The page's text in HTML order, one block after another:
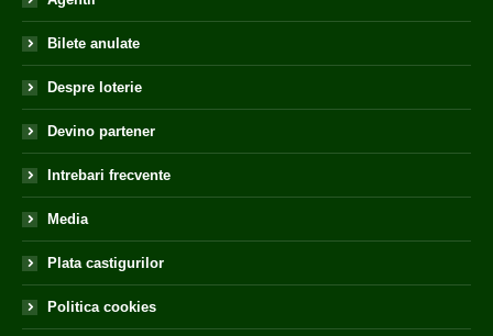
Bilete anulate
Despre loterie
Devino partener
Intrebari frecvente
Media
Plata castigurilor
Politica cookies